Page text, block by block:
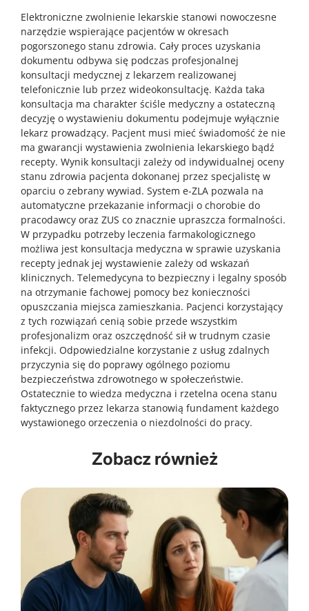
Elektroniczne zwolnienie lekarskie stanowi nowoczesne
narzędzie wspierające pacjentów w okresach
pogorszonego stanu zdrowia. Cały proces uzyskania
dokumentu odbywa się podczas profesjonalnej
konsultacji medycznej z lekarzem realizowanej
telefonicznie lub przez wideokonsultację. Każda taka
konsultacja ma charakter ściśle medyczny a ostateczną
decyzję o wystawieniu dokumentu podejmuje wyłącznie
lekarz prowadzący. Pacjent musi mieć świadomość że nie
ma gwarancji wystawienia zwolnienia lekarskiego bądź
recepty. Wynik konsultacji zależy od indywidualnej oceny
stanu zdrowia pacjenta dokonanej przez specjalistę w
oparciu o zebrany wywiad. System e-ZLA pozwala na
automatyczne przekazanie informacji o chorobie do
pracodawcy oraz ZUS co znacznie upraszcza formalności.
W przypadku potrzeby leczenia farmakologicznego
możliwa jest konsultacja medyczna w sprawie uzyskania
recepty jednak jej wystawienie zależy od wskazań
klinicznych. Telemedycyna to bezpieczny i legalny sposób
na otrzymanie fachowej pomocy bez konieczności
opuszczania miejsca zamieszkania. Pacjenci korzystający
z tych rozwiązań cenią sobie przede wszystkim
profesjonalizm oraz oszczędność sił w trudnym czasie
infekcji. Odpowiedzialne korzystanie z usług zdalnych
przyczynia się do poprawy ogólnego poziomu
bezpieczeństwa zdrowotnego w społeczeństwie.
Ostatecznie to wiedza medyczna i rzetelna ocena stanu
faktycznego przez lekarza stanowią fundament każdego
wystawionego orzeczenia o niezdolności do pracy.
Zobacz również
Drganie powieki przez kilka dni.
2026-04-16
Nieprzyjemny zapach z ust mimo mycia
2026-04-16